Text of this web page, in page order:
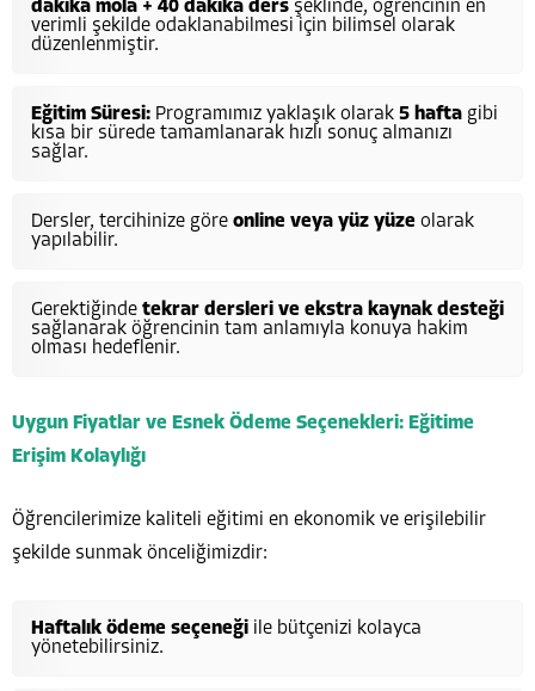
dakika mola + 40 dakika ders şeklinde, öğrencinin en
verimli şekilde odaklanabilmesi için bilimsel olarak
düzenlenmiştir.
Eğitim Süresi: Programımız yaklaşık olarak 5 hafta gibi
kısa bir sürede tamamlanarak hızlı sonuç almanızı
sağlar.
Dersler, tercihinize göre online veya yüz yüze olarak
yapılabilir.
Gerektiğinde tekrar dersleri ve ekstra kaynak desteği
sağlanarak öğrencinin tam anlamıyla konuya hakim
olması hedeflenir.
Uygun Fiyatlar ve Esnek Ödeme Seçenekleri: Eğitime
Erişim Kolaylığı
Öğrencilerimize kaliteli eğitimi en ekonomik ve erişilebilir
şekilde sunmak önceliğimizdir:
Haftalık ödeme seçeneği ile bütçenizi kolayca
yönetebilirsiniz.